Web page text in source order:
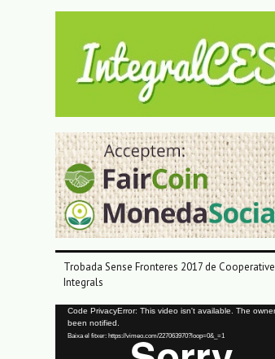
Trobada Sense Fronteres 2017 de
Integrals
Reproductor
vídeo
Code PrivacyError: This video isn't available. The
been notified.
Baixa el fitxer: https://vimeo.com/227063970?loop=0&_=1